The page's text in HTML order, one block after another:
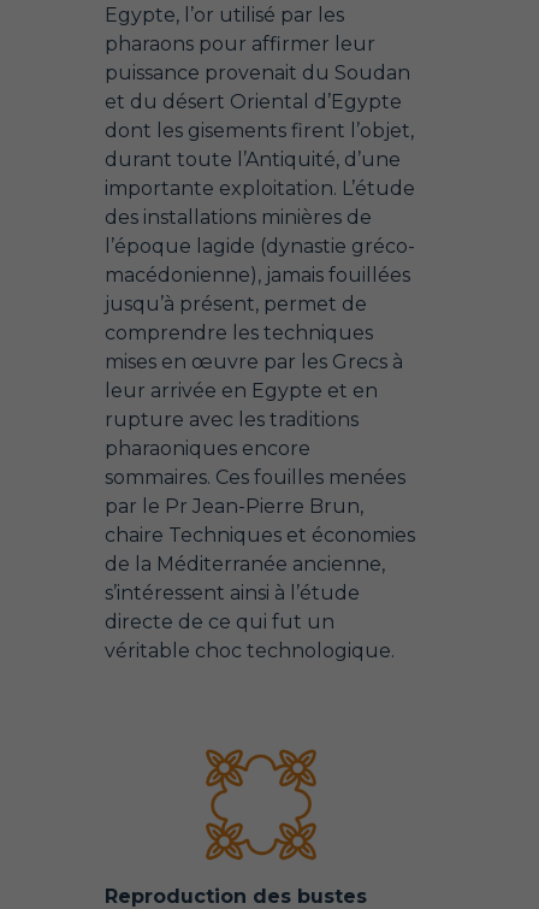
Egypte, l’or utilisé par les
pharaons pour affirmer leur
puissance provenait du Soudan
et du désert Oriental d’Egypte
dont les gisements firent l’objet,
durant toute l’Antiquité, d’une
importante exploitation. L’étude
des installations minières de
l’époque lagide (dynastie gréco-
macédonienne), jamais fouillées
jusqu’à présent, permet de
comprendre les techniques
mises en œuvre par les Grecs à
leur arrivée en Egypte et en
rupture avec les traditions
pharaoniques encore
sommaires. Ces fouilles menées
par le Pr Jean-Pierre Brun,
chaire Techniques et économies
de la Méditerranée ancienne,
s’intéressent ainsi à l’étude
directe de ce qui fut un
véritable choc technologique.
Reproduction des bustes